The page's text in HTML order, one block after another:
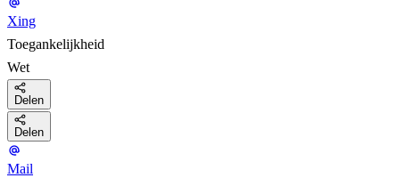
Xing
Toegankelijkheid
Wet
Delen
Delen
Mail